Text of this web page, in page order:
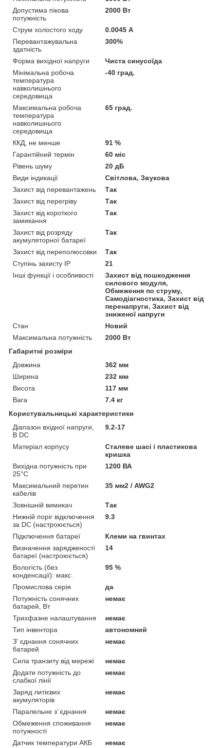
Допустима пікова
потужність
2000 Вт
Струм холостого ходу
0.0045 А
Перевантажувальна
здатність
300%
Форма вихідної напруги
Чиста синусоїда
Мінімальна робоча
температура
навколишнього
середовища
-40 град.
Максимальна робоча
температура
навколишнього
середовища
65 град.
ККД, не менше
91 %
Гарантійний термін
60 міс
Рівень шуму
20 дБ
Види індикації
Світлова, Звукова
Захист від перевантажень
Так
Захист від перегріву
Так
Захист від короткого
замикання
Так
Захист від розряду
акумуляторної батареї
Так
Захист від переполюсовки
Так
Ступінь захисту IP
21
Інші функції і особливості
Захист від пошкодження
силового модуля,
Обмеження по струму,
Самодіагностика, Захист від
перенапруги, Захист від
зниженої напруги
Стан
Новий
Максимальна потужність
2000 Вт
Габаритні розміри
Довжина
362 мм
Ширина
232 мм
Висота
117 мм
Вага
7.4 кг
Користувальницькі характеристики
Діапазон вхідної напруги,
В DC
9.2-17
Матеріал корпусу
Сталеве шасі і пластикова
кришка
Вихідна потужність при
25°C
1200 ВА
Максимальний перетин
кабелів
35 мм2 / AWG2
Зовнішній вимикач
Так
Нижній поріг відключення
за DC (настроюється)
9.3
Підключення батареї
Клеми на гвинтах
Визначення зарядженості
батареї (настроюється)
14
Вологість (без
конденсації): макс.
95 %
Промислова серія
да
Потужність сонячних
батарей, Вт
немає
Трихфазне налаштування
немає
Тип інвентора
автономний
З' єднання сонячних
батарей
немає
Сила транзиту від мережі
немає
Додати потужність до
слабкої лінії
немає
Заряд литієвих
акумуляторів
немає
Паралельне з’ єднання
немає
Обмеження споживання
потужності
немає
Датчик температури АКБ
немає